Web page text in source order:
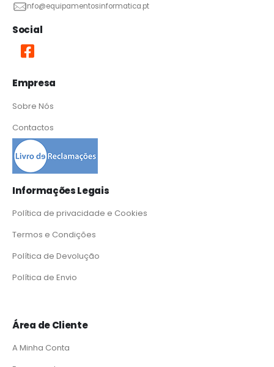
info@equipamentosinformatica.pt
Social
Empresa
Sobre Nós
Contactos
Informações Legais
Política de privacidade e Cookies
Termos e Condições
Política de Devolução
Política de Envio
Área de Cliente
A Minha Conta